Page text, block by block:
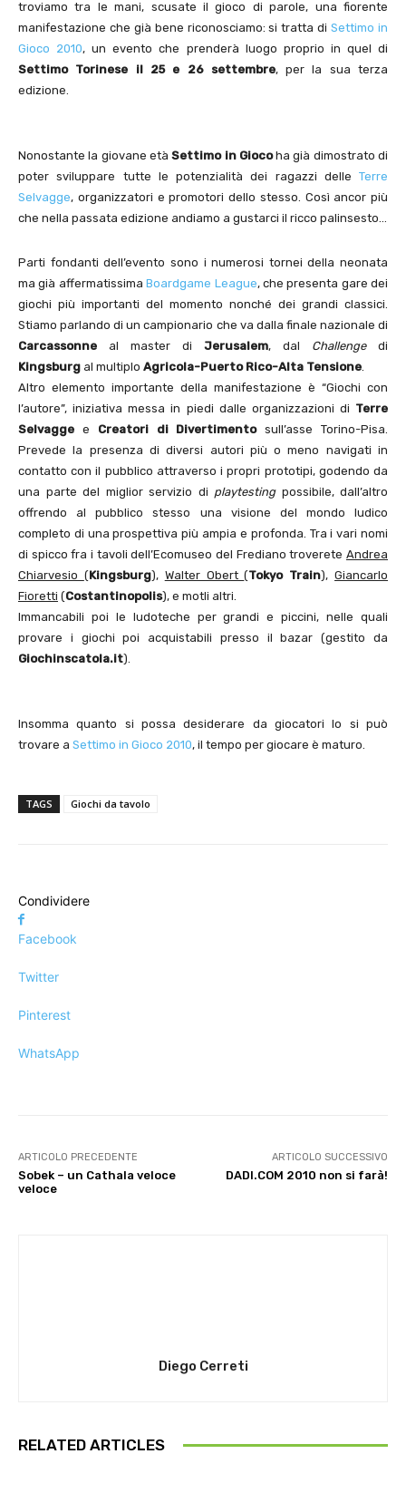
troviamo tra le mani, scusate il gioco di parole, una fiorente
manifestazione che già bene riconosciamo: si tratta diSettimo in
Gioco 2010, un evento che prenderà luogo proprio in quel di
Settimo Torinese il 25 e 26 settembre, per la sua terza
edizione.
Nonostante la giovane etàSettimo in Giocoha già dimostrato di
poter sviluppare tutte le potenzialità dei ragazzi delle Terre
Selvagge, organizzatori e promotori dello stesso. Così ancor più
che nella passata edizione andiamo a gustarci il ricco palinsesto…
Parti fondanti dell’evento sono i numerosi tornei della neonata
ma già affermatissimaBoardgame League, che presenta gare dei
giochi più importanti del momento nonché dei grandi classici.
Stiamo parlando di un campionario che va dalla finale nazionale di
Carcassonne al master di Jerusalem, dal Challengedi
Kingsburg al multiplo Agricola-Puerto Rico-Alta Tensione.
Altro elemento importante della manifestazione è “Giochi con
l’autore”, iniziativa messa in piedi dalle organizzazioni di Terre
Selvagge e Creatori di Divertimentosull’asse Torino-Pisa.
Prevede la presenza di diversi autori più o meno navigati in
contatto con il pubblico attraverso i propri prototipi, godendo da
una parte del miglior servizio di playtesting possibile, dall’altro
offrendo al pubblico stesso una visione del mondo ludico
completo di una prospettiva più ampia e profonda. Tra i vari nomi
di spicco fra i tavoli dell’Ecomuseo del Frediano troverete Andrea
Chiarvesio (Kingsburg), Walter Obert(Tokyo Train),Giancarlo
Fioretti (Costantinopolis), e motli altri.
Immancabili poi le ludoteche per grandi e piccini, nelle quali
provare i giochi poi acquistabili presso il bazar (gestito da
Giochinscatola.it).
Insomma quanto si possa desiderare da giocatori lo si può
trovare a Settimo in Gioco 2010, il tempo per giocare è maturo.
TAGS Giochi da tavolo
Condividere
Facebook
Twitter
Pinterest
WhatsApp
ARTICOLO PRECEDENTE
Sobek – un Cathala veloce
veloce
ARTICOLO SUCCESSIVO
DADI.COM 2010 non si farà!
Diego Cerreti
RELATED ARTICLES